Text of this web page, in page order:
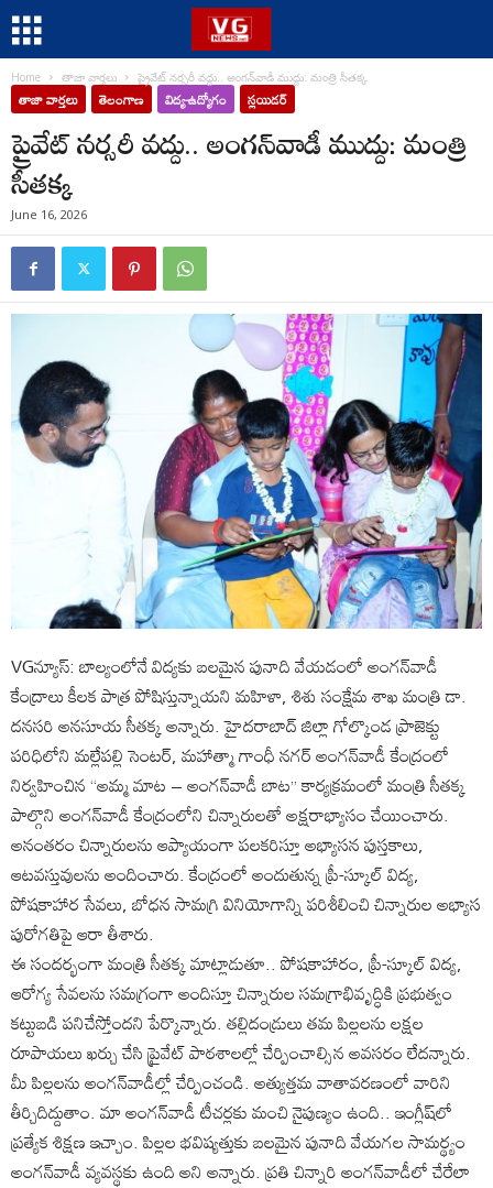
Home తాజా వార్తలు ప్రైవేట్ నర్సరీ వద్దు.. అంగన్‌వాడీ ముద్దు: మంత్రి సీతక్క
తాజా వార్తలు తెలంగాణ విద్య-ఉద్యోగం స్లయిడర్
ప్రైవేట్ నర్సరీ వద్దు.. అంగన్‌వాడీ ముద్దు: మంత్రి
సీతక్క
June 16, 2026
VGన్యూస్: బాల్యంలోనే విద్యకు బలమైన పునాది వేయడంలో అంగన్‌వాడీ
కేంద్రాలు కీలక పాత్ర పోషిస్తున్నాయని మహిళా, శిశు సంక్షేమ శాఖ మంత్రి డా.
దనసరి అనసూయ సీతక్క అన్నారు. హైదరాబాద్ జిల్లా గోల్కొండ ప్రాజెక్టు
పరిధిలోని మల్లేపల్లి సెంటర్, మహాత్మా గాంధీ నగర్ అంగన్‌వాడీ కేంద్రంలో
నిర్వహించిన “అమ్మ మాట – అంగన్‌వాడీ బాట” కార్యక్రమంలో మంత్రి సీతక్క
పాల్గొని అంగన్‌వాడీ కేంద్రంలోని చిన్నారులతో అక్షరాభ్యాసం చేయించారు.
అనంతరం చిన్నారులను ఆప్యాయంగా పలకరిస్తూ అభ్యాసన పుస్తకాలు,
ఆటవస్తువులను అందించారు. కేంద్రంలో అందుతున్న ప్రీ-స్కూల్ విద్య,
పోషకాహార సేవలు, బోధన సామగ్రి వినియోగాన్ని పరిశీలించి చిన్నారుల అభ్యాస
పురోగతిపై ఆరా తీశారు.
ఈ సందర్భంగా మంత్రి సీతక్క మాట్లాడుతూ.. పోషకాహారం, ప్రీ-స్కూల్ విద్య,
ఆరోగ్య సేవలను సమగ్రంగా అందిస్తూ చిన్నారుల సమగ్రాభివృద్ధికి ప్రభుత్వం
కట్టుబడి పనిచేస్తోందని పేర్కొన్నారు. తల్లిదండ్రులు తమ పిల్లలను లక్షల
రూపాయలు ఖర్చు చేసి ప్రైవేట్ పాఠశాలల్లో చేర్పించాల్సిన అవసరం లేదన్నారు.
మీ పిల్లలను అంగన్‌వాడీల్లో చేర్పించండి. అత్యుత్తమ వాతావరణంలో వారిని
తీర్చిదిద్దుతాం. మా అంగన్‌వాడీ టీచర్లకు మంచి నైపుణ్యం ఉంది.. ఇంగ్లీష్‌లో
ప్రత్యేక శిక్షణ ఇచ్చాం. పిల్లల భవిష్యత్తుకు బలమైన పునాది వేయగల సామర్థ్యం
అంగన్‌వాడీ వ్యవస్థకు ఉంది అని అన్నారు. ప్రతి చిన్నారి అంగన్‌వాడీలో చేరేలా